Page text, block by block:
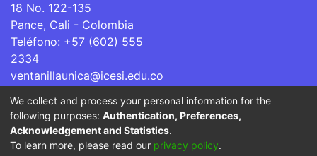
18 No. 122-135
Pance, Cali - Colombia
Teléfono: +57 (602) 555
2334
ventanillaunica@icesi.edu.co
La Universidad Icesi es una Institución de Educación
Superior que se encuentra sujeta a inspección y vigilancia
por parte del Ministerio de Educación Nacional.
We collect and process your personal information for the
following purposes: Authentication, Preferences,
Acknowledgement and Statistics.
To learn more, please read our privacy policy.